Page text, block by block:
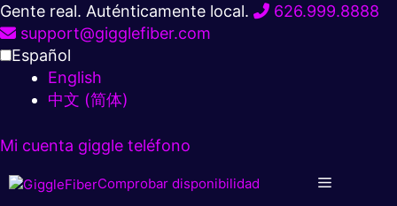
Ir
al
contenido
Gente real. Auténticamente local.
626.999.8888
support@gigglefiber.com
Español
English
中文 (简体)
Mi cuenta giggle teléfono
Comprobar disponibilidad